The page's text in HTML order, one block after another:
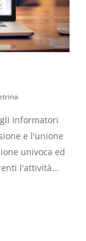
Informatori
e l'unione
univoca ed
l'attività…